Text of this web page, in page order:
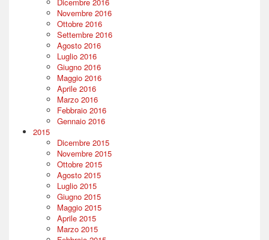
Novembre 2016
Ottobre 2016
Settembre 2016
Agosto 2016
Luglio 2016
Giugno 2016
Maggio 2016
Aprile 2016
Marzo 2016
Febbraio 2016
Gennaio 2016
2015
Dicembre 2015
Novembre 2015
Ottobre 2015
Agosto 2015
Luglio 2015
Giugno 2015
Maggio 2015
Aprile 2015
Marzo 2015